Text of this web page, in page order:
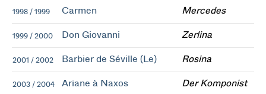
1998 / 1999 Carmen Mercedes
1999 / 2000 Don Giovanni Zerlina
2001 / 2002 Barbier de Séville (Le) Rosina
2003 / 2004 Ariane à Naxos Der Komponist